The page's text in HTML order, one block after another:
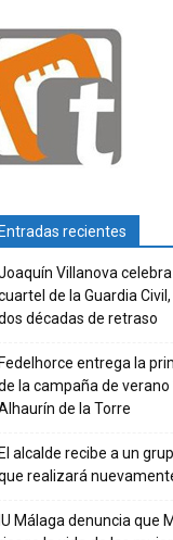
recientes
Villanova
de la Guardia
décadas de retraso
entrega la
la campaña de verano
de la Torre
alcalde recibe a un
realizará
Málaga denuncia que